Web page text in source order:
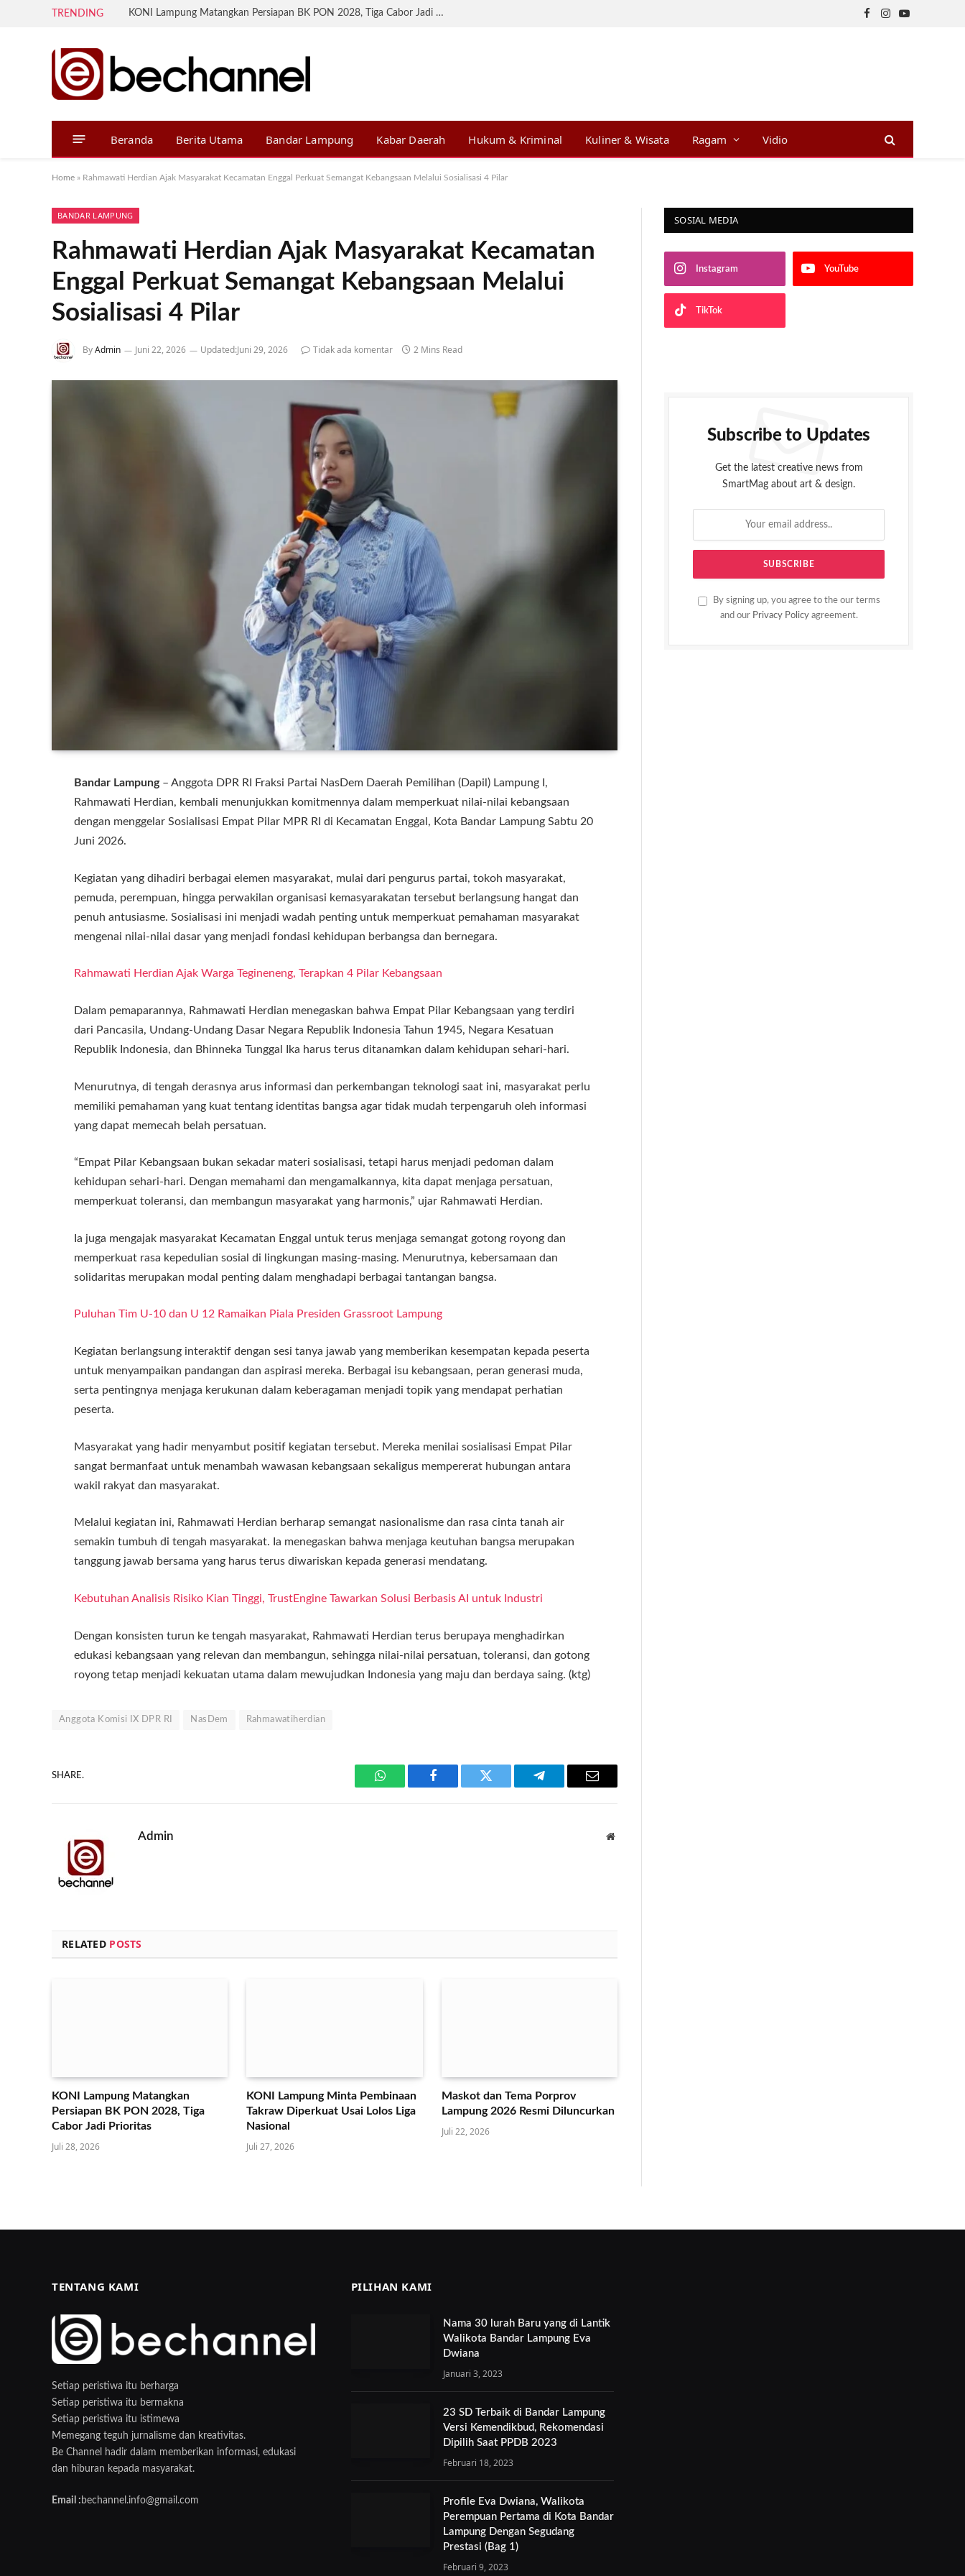
TRENDING KONI Lampung Matangkan Persiapan BK PON 2028, Tiga Cabor Jadi Prioritas
Facebook
Instagram
YouTube
Beranda Berita Utama Bandar Lampung Kabar Daerah Hukum & Kriminal Kuliner & Wisata Ragam Vidio
Home » Rahmawati Herdian Ajak Masyarakat Kecamatan Enggal Perkuat Semangat Kebangsaan Melalui Sosialisasi 4 Pilar
BANDAR LAMPUNG
Rahmawati Herdian Ajak Masyarakat Kecamatan
Enggal Perkuat Semangat Kebangsaan Melalui
Sosialisasi 4 Pilar
ByAdmin Juni 22, 2026 Updated:Juni 29, 2026 Tidak ada komentar 2 Mins Read
Bandar Lampung– Anggota DPR RI Fraksi Partai NasDem Daerah Pemilihan (Dapil) Lampung I,
Rahmawati Herdian, kembali menunjukkan komitmennya dalam memperkuat nilai-nilai kebangsaan
dengan menggelar Sosialisasi Empat Pilar MPR RI di Kecamatan Enggal, Kota Bandar Lampung Sabtu 20
Juni 2026.
Kegiatan yang dihadiri berbagai elemen masyarakat, mulai dari pengurus partai, tokoh masyarakat,
pemuda, perempuan, hingga perwakilan organisasi kemasyarakatan tersebut berlangsung hangat dan
penuh antusiasme. Sosialisasi ini menjadi wadah penting untuk memperkuat pemahaman masyarakat
mengenai nilai-nilai dasar yang menjadi fondasi kehidupan berbangsa dan bernegara.
Rahmawati Herdian Ajak Warga Tegineneng, Terapkan 4 Pilar Kebangsaan
Dalam pemaparannya, Rahmawati Herdian menegaskan bahwa Empat Pilar Kebangsaan yang terdiri
dari Pancasila, Undang-Undang Dasar Negara Republik Indonesia Tahun 1945, Negara Kesatuan
Republik Indonesia, dan Bhinneka Tunggal Ika harus terus ditanamkan dalam kehidupan sehari-hari.
Menurutnya, di tengah derasnya arus informasi dan perkembangan teknologi saat ini, masyarakat perlu
memiliki pemahaman yang kuat tentang identitas bangsa agar tidak mudah terpengaruh oleh informasi
yang dapat memecah belah persatuan.
“Empat Pilar Kebangsaan bukan sekadar materi sosialisasi, tetapi harus menjadi pedoman dalam
kehidupan sehari-hari. Dengan memahami dan mengamalkannya, kita dapat menjaga persatuan,
memperkuat toleransi, dan membangun masyarakat yang harmonis,” ujar Rahmawati Herdian.
Ia juga mengajak masyarakat Kecamatan Enggal untuk terus menjaga semangat gotong royong dan
memperkuat rasa kepedulian sosial di lingkungan masing-masing. Menurutnya, kebersamaan dan
solidaritas merupakan modal penting dalam menghadapi berbagai tantangan bangsa.
Puluhan Tim U-10 dan U 12 Ramaikan Piala Presiden Grassroot Lampung
Kegiatan berlangsung interaktif dengan sesi tanya jawab yang memberikan kesempatan kepada peserta
untuk menyampaikan pandangan dan aspirasi mereka. Berbagai isu kebangsaan, peran generasi muda,
serta pentingnya menjaga kerukunan dalam keberagaman menjadi topik yang mendapat perhatian
peserta.
Masyarakat yang hadir menyambut positif kegiatan tersebut. Mereka menilai sosialisasi Empat Pilar
sangat bermanfaat untuk menambah wawasan kebangsaan sekaligus mempererat hubungan antara
wakil rakyat dan masyarakat.
Melalui kegiatan ini, Rahmawati Herdian berharap semangat nasionalisme dan rasa cinta tanah air
semakin tumbuh di tengah masyarakat. Ia menegaskan bahwa menjaga keutuhan bangsa merupakan
tanggung jawab bersama yang harus terus diwariskan kepada generasi mendatang.
Kebutuhan Analisis Risiko Kian Tinggi, TrustEngine Tawarkan Solusi Berbasis AI untuk Industri
Dengan konsisten turun ke tengah masyarakat, Rahmawati Herdian terus berupaya menghadirkan
edukasi kebangsaan yang relevan dan membangun, sehingga nilai-nilai persatuan, toleransi, dan gotong
royong tetap menjadi kekuatan utama dalam mewujudkan Indonesia yang maju dan berdaya saing. (ktg)
Anggota Komisi IX DPR RI NasDem Rahmawatiherdian
SHARE.
WhatsAppFacebook Twitter Telegram Email
Admin Website
RELATED POSTS
KONI Lampung Matangkan
Persiapan BK PON 2028, Tiga
Cabor Jadi Prioritas
Juli 28, 2026
KONI Lampung Minta Pembinaan
Takraw Diperkuat Usai Lolos Liga
Nasional
Juli 27, 2026
Maskot dan Tema Porprov
Lampung 2026 Resmi Diluncurkan
Juli 22, 2026
SOSIAL MEDIA
Instagram YouTube
TikTok
Subscribe to Updates
Get the latest creative news from
SmartMag about art & design.
By signing up, you agree to the our terms
and our Privacy Policyagreement.
TENTANG KAMI
Setiap peristiwa itu berharga
Setiap peristiwa itu bermakna
Setiap peristiwa itu istimewa
Memegang teguh jurnalisme dan kreativitas.
Be Channel hadir dalam memberikan informasi, edukasi
dan hiburan kepada masyarakat.
Email : bechannel.info@gmail.com
PILIHAN KAMI
Nama 30 lurah Baru yang di Lantik
Walikota Bandar Lampung Eva
Dwiana
Januari 3, 2023
23 SD Terbaik di Bandar Lampung
Versi Kemendikbud, Rekomendasi
Dipilih Saat PPDB 2023
Februari 18, 2023
Profile Eva Dwiana, Walikota
Perempuan Pertama di Kota Bandar
Lampung Dengan Segudang
Prestasi (Bag 1)
Februari 9, 2023